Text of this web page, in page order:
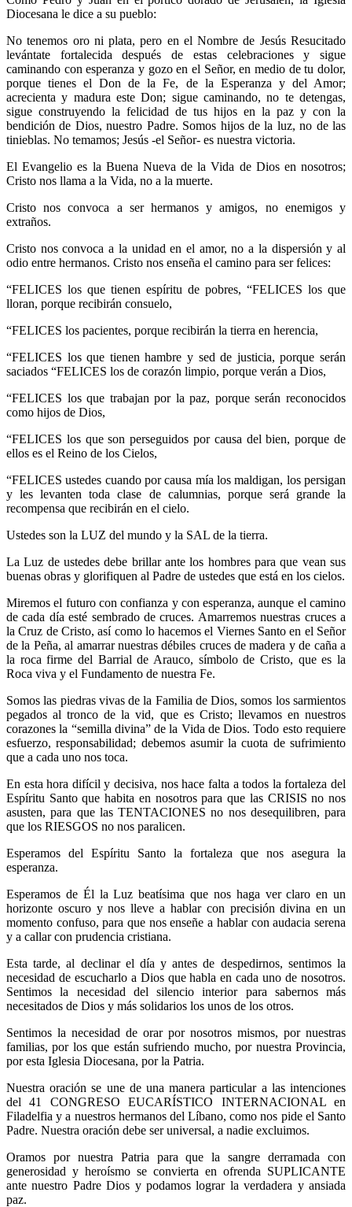
Diocesana le dice a su pueblo:
No tenemos oro ni plata, pero en el Nombre de Jesús Resucitado
levántate fortalecida después de estas celebraciones y sigue
caminando con esperanza y gozo en el Señor, en medio de tu dolor,
porque tienes el Don de la Fe, de la Esperanza y del Amor;
acrecienta y madura este Don; sigue caminando, no te detengas,
sigue construyendo la felicidad de tus hijos en la paz y con la
bendición de Dios, nuestro Padre. Somos hijos de la luz, no de las
tinieblas. No temamos; Jesús -el Señor- es nuestra victoria.
El Evangelio es la Buena Nueva de la Vida de Dios en nosotros;
Cristo nos llama a la Vida, no a la muerte.
Cristo nos convoca a ser hermanos y amigos, no enemigos y
extraños.
Cristo nos convoca a la unidad en el amor, no a la dispersión y al
odio entre hermanos. Cristo nos enseña el camino para ser felices:
“FELICES los que tienen espíritu de pobres, “FELICES los que
lloran, porque recibirán consuelo,
“FELICES los pacientes, porque recibirán la tierra en herencia,
“FELICES los que tienen hambre y sed de justicia, porque serán
saciados “FELICES los de corazón limpio, porque verán a Dios,
“FELICES los que trabajan por la paz, porque serán reconocidos
como hijos de Dios,
“FELICES los que son perseguidos por causa del bien, porque de
ellos es el Reino de los Cielos,
“FELICES ustedes cuando por causa mía los maldigan, los persigan
y les levanten toda clase de calumnias, porque será grande la
recompensa que recibirán en el cielo.
Ustedes son la LUZ del mundo y la SAL de la tierra.
La Luz de ustedes debe brillar ante los hombres para que vean sus
buenas obras y glorifiquen al Padre de ustedes que está en los cielos.
Miremos el futuro con confianza y con esperanza, aunque el camino
de cada día esté sembrado de cruces. Amarremos nuestras cruces a
la Cruz de Cristo, así como lo hacemos el Viernes Santo en el Señor
de la Peña, al amarrar nuestras débiles cruces de madera y de caña a
la roca firme del Barrial de Arauco, símbolo de Cristo, que es la
Roca viva y el Fundamento de nuestra Fe.
Somos las piedras vivas de la Familia de Dios, somos los sarmientos
pegados al tronco de la vid, que es Cristo; llevamos en nuestros
corazones la “semilla divina” de la Vida de Dios. Todo esto requiere
esfuerzo, responsabilidad; debemos asumir la cuota de sufrimiento
que a cada uno nos toca.
En esta hora difícil y decisiva, nos hace falta a todos la fortaleza del
Espíritu Santo que habita en nosotros para que las CRISIS no nos
asusten, para que las TENTACIONES no nos desequilibren, para
que los RIESGOS no nos paralicen.
Esperamos del Espíritu Santo la fortaleza que nos asegura la
esperanza.
Esperamos de Él la Luz beatísima que nos haga ver claro en un
horizonte oscuro y nos lleve a hablar con precisión divina en un
momento confuso, para que nos enseñe a hablar con audacia serena
y a callar con prudencia cristiana.
Esta tarde, al declinar el día y antes de despedirnos, sentimos la
necesidad de escucharlo a Dios que habla en cada uno de nosotros.
Sentimos la necesidad del silencio interior para sabernos más
necesitados de Dios y más solidarios los unos de los otros.
Sentimos la necesidad de orar por nosotros mismos, por nuestras
familias, por los que están sufriendo mucho, por nuestra Provincia,
por esta Iglesia Diocesana, por la Patria.
Nuestra oración se une de una manera particular a las intenciones
del 41 CONGRESO EUCARÍSTICO INTERNACIONAL en
Filadelfia y a nuestros hermanos del Líbano, como nos pide el Santo
Padre. Nuestra oración debe ser universal, a nadie excluimos.
Oramos por nuestra Patria para que la sangre derramada con
generosidad y heroísmo se convierta en ofrenda SUPLICANTE
ante nuestro Padre Dios y podamos lograr la verdadera y ansiada
paz.